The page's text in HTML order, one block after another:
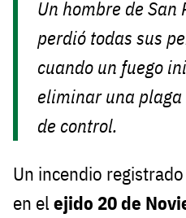
Un hombre de San
perdió todas sus
cuando un fuego
eliminar una
de control.
Un incendio
en el ejido 20 de